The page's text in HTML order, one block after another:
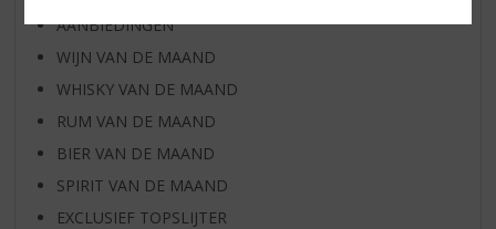
AANBIEDINGEN
WIJN VAN DE MAAND
WHISKY VAN DE MAAND
RUM VAN DE MAAND
BIER VAN DE MAAND
SPIRIT VAN DE MAAND
EXCLUSIEF TOPSLIJTER